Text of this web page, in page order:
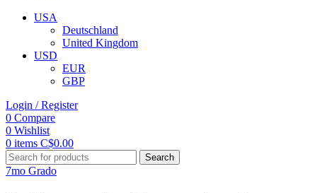
USA
Deutschland
United Kingdom
USD
EUR
GBP
Login / Register
0 Compare
0 Wishlist
0 items C$0.00
Search
7mo Grado